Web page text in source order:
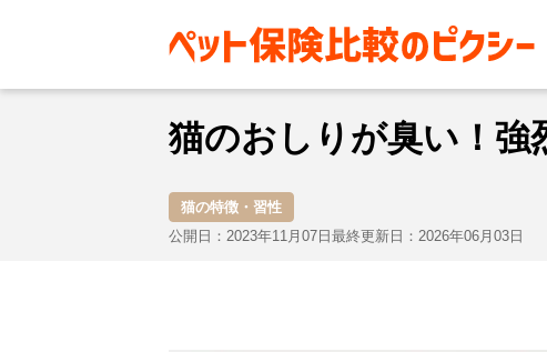
お役立ち情報 猫 猫の特徴・習性
猫のおしりが臭い！強
猫の特徴・習性
公開日：2023年11月07日 最終更新日：2026年06月03日